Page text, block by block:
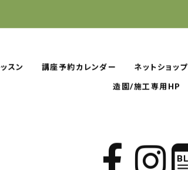
ッスン 講座予約カレンダー ネットショップ
造園/施工専用HP